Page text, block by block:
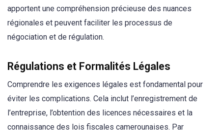
apportent une compréhension précieuse des nuances
régionales et peuvent faciliter les processus de
négociation et de régulation.
Régulations et Formalités Légales
Comprendre les exigences légales est fondamental pour
éviter les complications. Cela inclut l’enregistrement de
l’entreprise, l’obtention des licences nécessaires et la
connaissance des lois fiscales camerounaises. Par